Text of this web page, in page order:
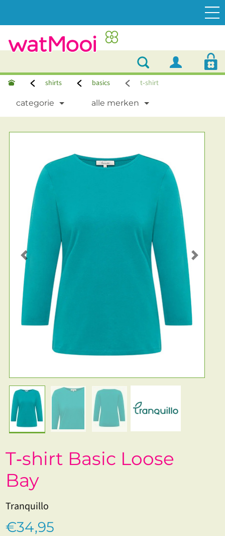
shirts basics t‑shirt
categorie alle merken
Previous Next
T‑shirt Basic Loose
Bay
Tranquillo
€34,95